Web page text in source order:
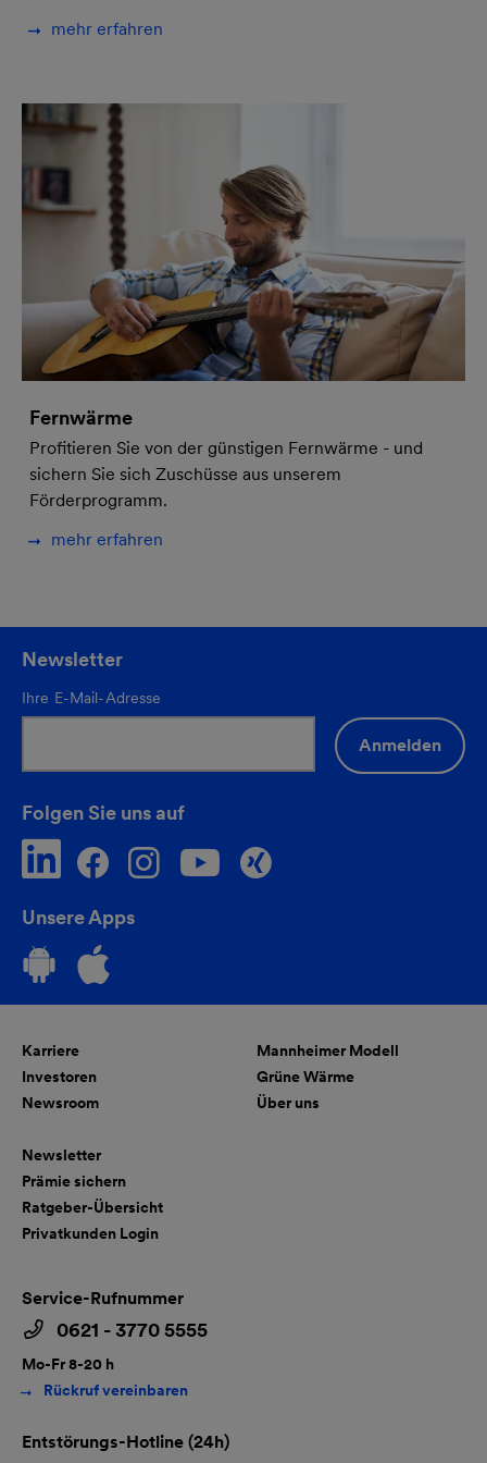
mehr erfahren
Fernwärme
Profitieren Sie von der günstigen Fernwärme - und
sichern Sie sich Zuschüsse aus unserem
Förderprogramm.
mehr erfahren
Newsletter
Ihre E-Mail-Adresse
Anmelden
Folgen Sie uns auf
Unsere Apps
Karriere
Investoren
Newsroom
Mannheimer Modell
Grüne Wärme
Über uns
Newsletter
Prämie sichern
Ratgeber-Übersicht
Privatkunden Login
Service-Rufnummer
0621 - 3770 5555
Mo-Fr 8-20 h
Rückruf vereinbaren
Entstörungs-Hotline (24h)